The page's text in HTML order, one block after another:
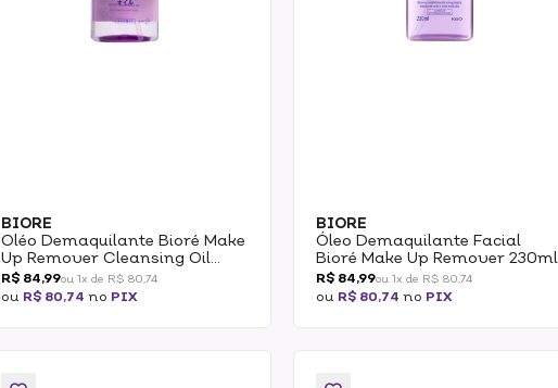
BIORE
Oléo Demaquilante Bioré Make
Up Remover Cleansing Oil
230ml
R$ 84,99ou 1x de R$ 80,74
ou R$ 80,74 no PIX
BIORE
Óleo Demaquilante Facial
Bioré Make Up Remover 230ml
R$ 84,99ou 1x de R$ 80,74
ou R$ 80,74 no PIX